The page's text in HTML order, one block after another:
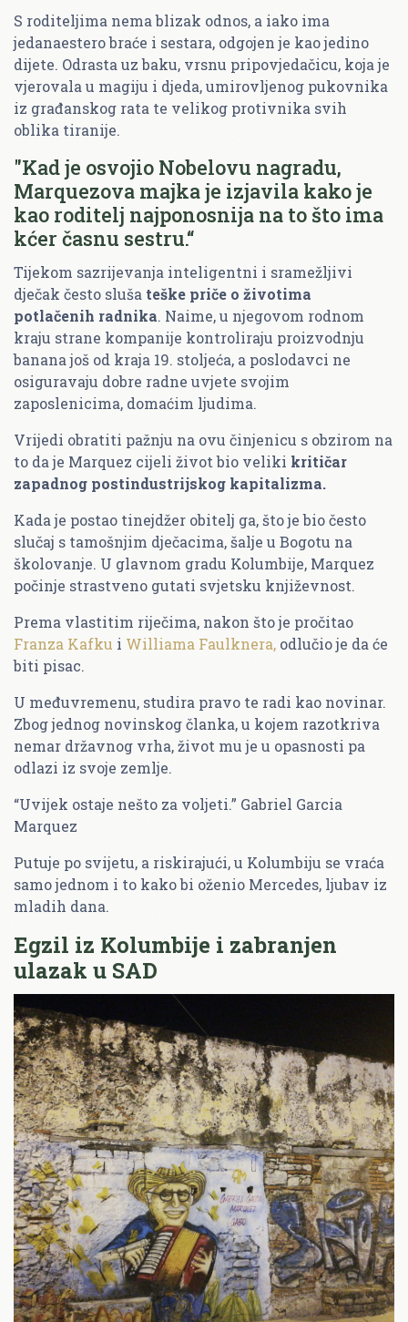
S roditeljima nema blizak odnos, a iako ima
jedanaestero braće i sestara, odgojen je kao jedino
dijete. Odrasta uz baku, vrsnu pripovjedačicu, koja je
vjerovala u magiju i djeda, umirovljenog pukovnika
iz građanskog rata te velikog protivnika svih
oblika tiranije.
"Kad je osvojio Nobelovu nagradu,
Marquezova majka je izjavila kako je
kao roditelj najponosnija na to što ima
kćer časnu sestru.“
Tijekom sazrijevanja inteligentni i sramežljivi
dječak često sluša teške priče o životima
potlačenih radnika. Naime, u njegovom rodnom
kraju strane kompanije kontroliraju proizvodnju
banana još od kraja 19. stoljeća, a poslodavci ne
osiguravaju dobre radne uvjete svojim
zaposlenicima, domaćim ljudima.
Vrijedi obratiti pažnju na ovu činjenicu s obzirom na
to da je Marquez cijeli život bio veliki kritičar
zapadnog postindustrijskog kapitalizma.
Kada je postao tinejdžer obitelj ga, što je bio često
slučaj s tamošnjim dječacima, šalje u Bogotu na
školovanje. U glavnom gradu Kolumbije, Marquez
počinje strastveno gutati svjetsku književnost.
Prema vlastitim riječima, nakon što je pročitao
Franza Kafku i Williama Faulknera, odlučio je da će
biti pisac.
U međuvremenu, studira pravo te radi kao novinar.
Zbog jednog novinskog članka, u kojem razotkriva
nemar državnog vrha, život mu je u opasnosti pa
odlazi iz svoje zemlje.
“Uvijek ostaje nešto za voljeti.” Gabriel Garcia
Marquez
Putuje po svijetu, a riskirajući, u Kolumbiju se vraća
samo jednom i to kako bi oženio Mercedes, ljubav iz
mladih dana.
Egzil iz Kolumbije i zabranjen
ulazak u SAD